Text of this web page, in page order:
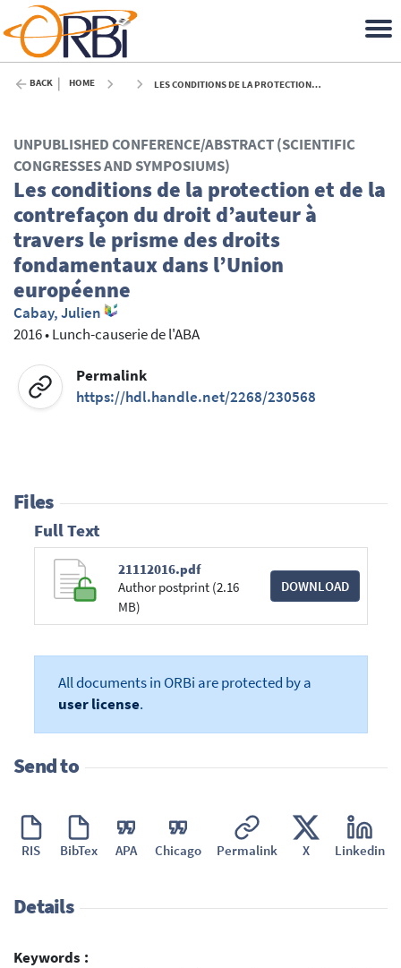
BACK HOME LES CONDITIONS DE LA PROTECTION ET DE LA CONTREFAÇON DU DROIT D’AUTEUR À TRAVERS LE PRISME DES DROITS FONDAMENTAUX DANS L’UNION EUROPÉENNE - 2016
UNPUBLISHED CONFERENCE/ABSTRACT (SCIENTIFIC
CONGRESSES AND SYMPOSIUMS)
Les conditions de la protection et de la
contrefaçon du droit d’auteur à
travers le prisme des droits
fondamentaux dans l’Union
européenne
Cabay, Julien
2016•Lunch-causerie de l'ABA
Permalink
https://hdl.handle.net/2268/230568
Files
Full Text
21112016.pdf
Author postprint (2.16
MB)
DOWNLOAD
All documents in ORBi are protected by a
user license.
Send to
RIS BibTex APA Chicago Permalink X Linkedin
Details
Keywords :